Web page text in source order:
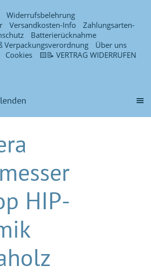
Widerrufsbelehrung
Versandkosten-Info
Zahlungsarten-
Batterierücknahme
Verpackungsverordnung
Über uns
Cookies
🟨📝 VERTRAG WIDERRUFEN
HIP-